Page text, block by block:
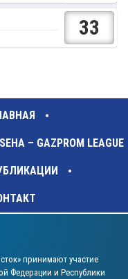
33
– GAZPROM LEAGUE
принимают участие
Федерации и Республики